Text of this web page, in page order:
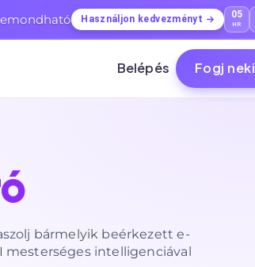
Használjon kedvezményt 05
HR
Belépés Fogj neki
bármelyik beérkezett e-
intelligenciával